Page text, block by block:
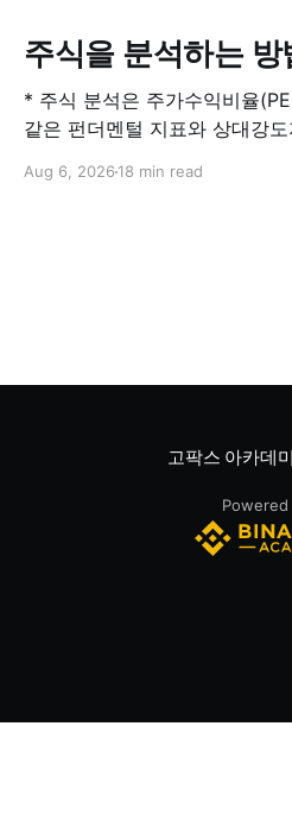
주식을 분석하는 방
* 주식 분석은 주가수익비율
같은 펀더멘털 지표와 상대강
는지, 저평가됐는지를 판단하
Aug 6, 2026 18 min read
고팍스 아카데미
Powered